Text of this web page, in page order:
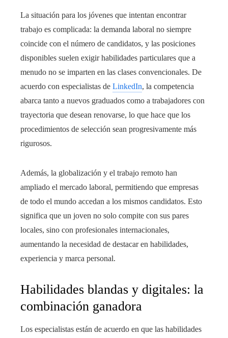
La situación para los jóvenes que intentan encontrar
trabajo es complicada: la demanda laboral no siempre
coincide con el número de candidatos, y las posiciones
disponibles suelen exigir habilidades particulares que a
menudo no se imparten en las clases convencionales. De
acuerdo con especialistas de LinkedIn, la competencia
abarca tanto a nuevos graduados como a trabajadores con
trayectoria que desean renovarse, lo que hace que los
procedimientos de selección sean progresivamente más
rigurosos.
Además, la globalización y el trabajo remoto han
ampliado el mercado laboral, permitiendo que empresas
de todo el mundo accedan a los mismos candidatos. Esto
significa que un joven no solo compite con sus pares
locales, sino con profesionales internacionales,
aumentando la necesidad de destacar en habilidades,
experiencia y marca personal.
Habilidades blandas y digitales: la
combinación ganadora
Los especialistas están de acuerdo en que las habilidades